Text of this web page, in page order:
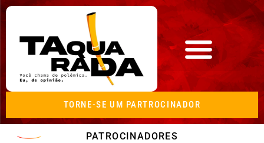
TORNE-SE UM PARTROCINADOR
PATROCINADORES